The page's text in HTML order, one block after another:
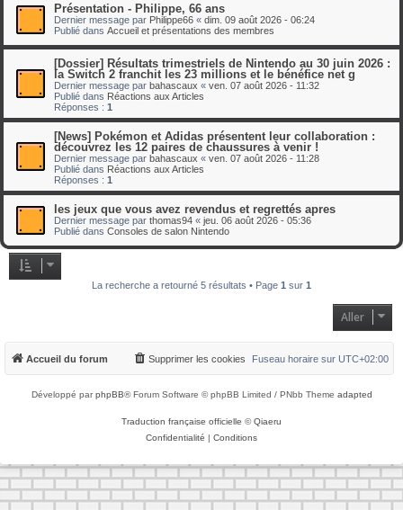
Présentation - Philippe, 66 ans
Dernier message par Philippe66 « dim. 09 août 2026 - 06:24
Publié dans Accueil et présentations des membres
[Dossier] Résultats trimestriels de Nintendo au 30 juin 2026 :
la Switch 2 franchit les 23 millions et le bénéfice net g
Dernier message par bahascaux « ven. 07 août 2026 - 11:32
Publié dans Réactions aux Articles
Réponses : 1
[News] Pokémon et Adidas présentent leur collaboration :
découvrez les 12 paires de chaussures à venir !
Dernier message par bahascaux « ven. 07 août 2026 - 11:28
Publié dans Réactions aux Articles
Réponses : 1
les jeux que vous avez revendus et regrettés apres
Dernier message par thomas94 « jeu. 06 août 2026 - 05:36
Publié dans Consoles de salon Nintendo
La recherche a retourné 5 résultats • Page 1 sur 1
Aller
Accueil du forum Fuseau horaire sur UTC+02:00
Supprimer les cookies
Développé parphpBB® Forum Software © phpBB Limited / PNbb Theme adapted
Traduction française officielle ©Qiaeru
Confidentialité | Conditions